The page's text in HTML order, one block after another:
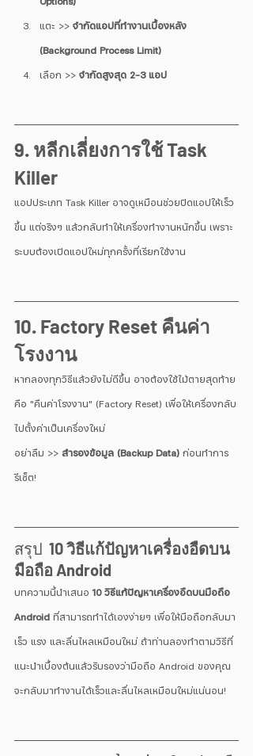
แตะ >> จำกัดแอปที่ทำงานเบื้องหลัง
(Background Process Limit)
เลือก >> จำกัดสูงสุด 2-3 แอป
9. หลีกเลี่ยงการใช้ Task
Killer
แอปประเภท Task Killer อาจดูเหมือนช่วยปิดแอปให้เร็ว
ขึ้น แต่จริงๆ แล้วกลับทำให้เครื่องทำงานหนักขึ้น เพราะ
ระบบต้องเปิดแอปใหม่ทุกครั้งที่เรียกใช้งาน
10. Factory Reset คืนค่า
โรงงาน
หากลองทุกวิธีแล้วยังไม่ดีขึ้น อาจต้องใช้ไม้ตายสุดท้าย
คือ "คืนค่าโรงงาน" (Factory Reset) เพื่อให้เครื่องกลับ
ไปตั้งค่าเป็นเครื่องใหม่
อย่าลืม >> สำรองข้อมูล (Backup Data) ก่อนทำการ
รีเซ็ต!
สรุป 10 วิธีแก้ปัญหาเครื่องอืดบน
มือถือ Android
บทความนี้นำเสนอ 10 วิธีแก้ปัญหาเครื่องอืดบนมือถือ
Android ที่สามารถทำได้เองง่ายๆ เพื่อให้มือถือกลับมา
เร็ว แรง และลื่นไหลเหมือนใหม่ ถ้าท่านลองทำตามวิธีที่
แนะนำเบื้องต้นแล้วรับรองว่ามือถือ Android ของคุณ
จะกลับมาทำงานได้เร็วและลื่นไหลเหมือนใหม่แน่นอน!